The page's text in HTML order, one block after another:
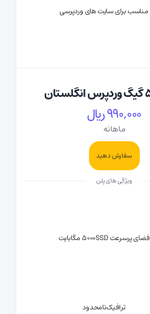
مناسب برای سایت های وردپرسی
990,000 ریال
ماهانه
سفارش دهید
ویژگی های پلن
فضای پرسرعت SSD 5000 مگابایت
ترافیکنامحدود